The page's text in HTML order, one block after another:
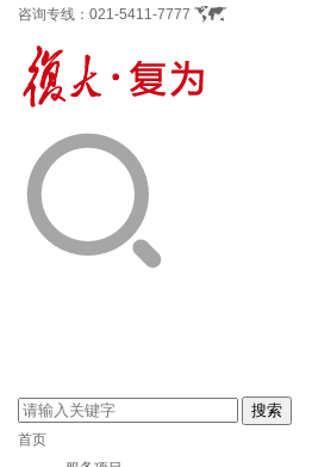
咨询专线： 021-5411-7777
首页